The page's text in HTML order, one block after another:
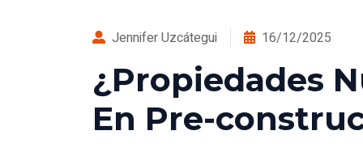
Jennifer Uzcátegui 16/12/2025
¿Propiedades
En Pre-